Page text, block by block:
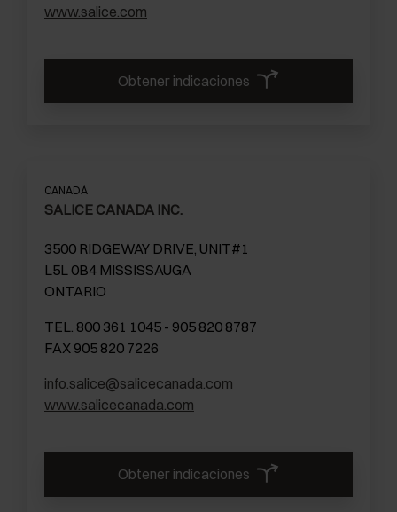
www.salice.com
Obtener indicaciones
CANADÁ
SALICE CANADA INC.
3500 RIDGEWAY DRIVE, UNIT#1
L5L 0B4 MISSISSAUGA
ONTARIO
TEL. 800 361 1045 - 905 820 8787
FAX 905 820 7226
info.salice@salicecanada.com
www.salicecanada.com
Obtener indicaciones